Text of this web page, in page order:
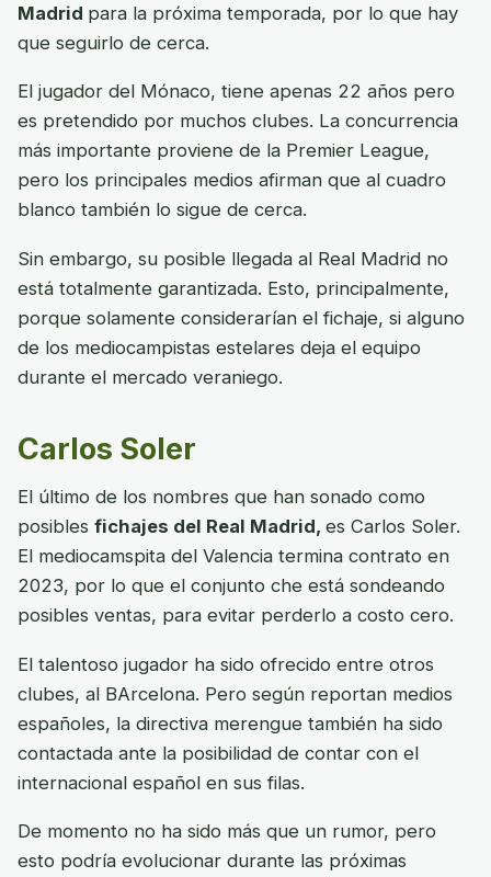
Madrid para la próxima temporada, por lo que hay
que seguirlo de cerca.
El jugador del Mónaco, tiene apenas 22 años pero
es pretendido por muchos clubes. La concurrencia
más importante proviene de la Premier League,
pero los principales medios afirman que al cuadro
blanco también lo sigue de cerca.
Sin embargo, su posible llegada al Real Madrid no
está totalmente garantizada. Esto, principalmente,
porque solamente considerarían el fichaje, si alguno
de los mediocampistas estelares deja el equipo
durante el mercado veraniego.
Carlos Soler
El último de los nombres que han sonado como
posibles fichajes del Real Madrid, es Carlos Soler.
El mediocamspita del Valencia termina contrato en
2023, por lo que el conjunto che está sondeando
posibles ventas, para evitar perderlo a costo cero.
El talentoso jugador ha sido ofrecido entre otros
clubes, al BArcelona. Pero según reportan medios
españoles, la directiva merengue también ha sido
contactada ante la posibilidad de contar con el
internacional español en sus filas.
De momento no ha sido más que un rumor, pero
esto podría evolucionar durante las próximas